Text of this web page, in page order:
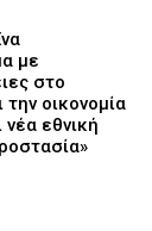
με
στο
οικονομία
εθνική